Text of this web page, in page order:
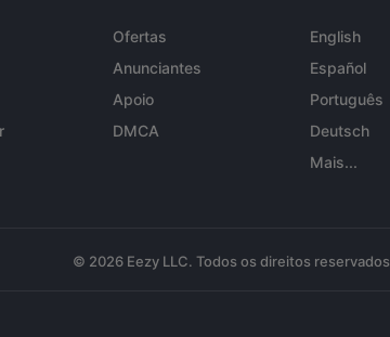
Ofertas
Anunciantes
Apoio
DMCA
English
Español
Português
Deutsch
Mais...
© 2026 Eezy LLC. Todos os direitos reservados